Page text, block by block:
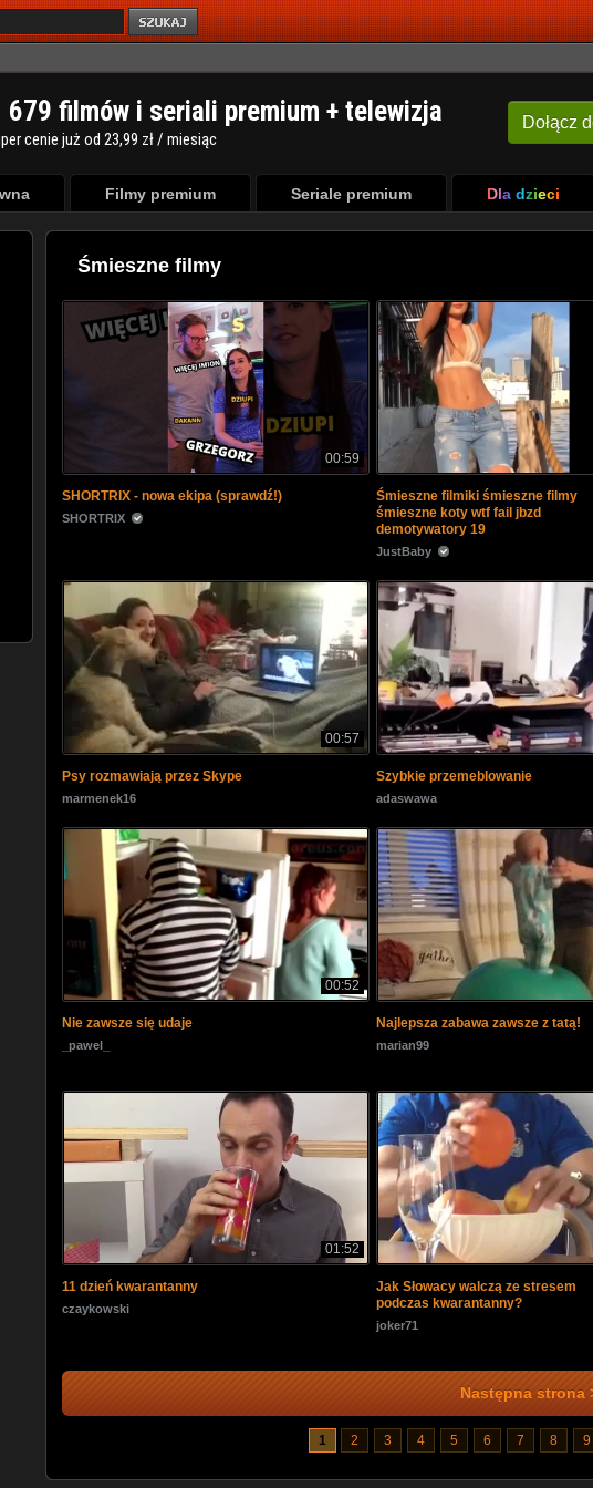
Dołącz
679 filmów i seriali premium + telewizja
cenie już od 23,99 zł / miesiąc
Filmy premium Seriale premium Dla dzieci
Śmieszne filmy
00:59
SHORTRIX - nowa ekipa (sprawdź!)
SHORTRIX
Śmieszne filmiki śmieszne filmy
śmieszne koty wtf fail jbzd
demotywatory 19
JustBaby
00:57
Psy rozmawiają przez Skype
marmenek16
Szybkie przemeblowanie
adaswawa
00:52
Nie zawsze się udaje
_pawel_
Najlepsza zabawa zawsze z tatą!
marian99
01:52
11 dzień kwarantanny
czaykowski
Jak Słowacy walczą ze stresem
podczas kwarantanny?
joker71
Następna strona
1 2 3 4 5 6 7 8 9